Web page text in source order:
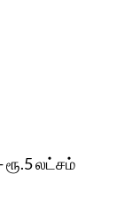
ரூ.5 லட்சம்